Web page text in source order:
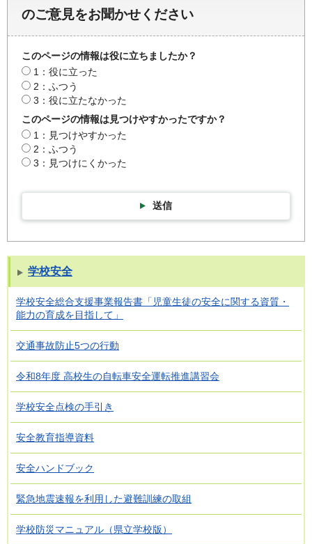
のご意見をお聞かせください
このページの情報は役に立ちましたか？
1：役に立った
2：ふつう
3：役に立たなかった
このページの情報は見つけやすかったですか？
1：見つけやすかった
2：ふつう
3：見つけにくかった
送信
学校安全
学校安全総合支援事業報告書「児童生徒の安全に関する資質・
能力の育成を目指して」
交通事故防止5つの行動
令和8年度 高校生の自転車安全運転推進講習会
学校安全点検の手引き
安全教育指導資料
安全ハンドブック
緊急地震速報を利用した避難訓練の取組
学校防災マニュアル（県立学校版）